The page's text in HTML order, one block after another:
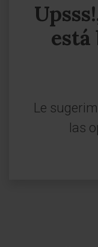
está
Le
las